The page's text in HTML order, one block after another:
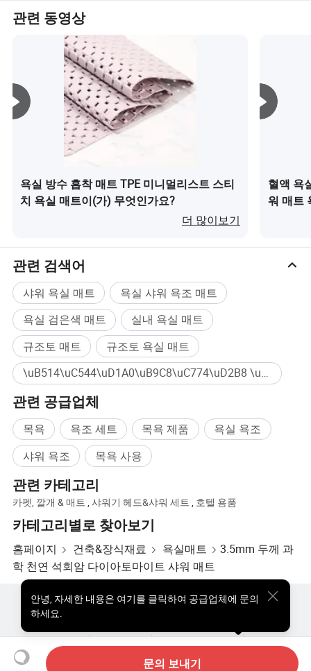
관련 동영상
욕실 방수 흡착 매트 TPE 미니멀리스트 스티
치 욕실 매트이(가) 무엇인가요?
더 많이보기
혈액 욕
워 매트
관련 검색어
샤워 욕실 매트
욕실 샤워 욕조 매트
욕실 검은색 매트
실내 욕실 매트
규조토 매트
규조토 욕실 매트
\uB514\uC544\uD1A0\uB9C8\uC774\uD2B8 \uBAA9\uC695 \uB9E4\uD2B8 \uCF5C\uC2A4 대량구매
관련 공급업체
목욕 욕조 세트 목욕 제품
욕실 욕조
샤워 욕조
목욕 사용
관련 카테고리
카펫, 깔개 & 매트 ,샤워기 헤드&샤워 세트 호텔 용품
카테고리별로 찾아보기
홈페이지 건축&장식재료 욕실매트
3.5mm 두께 과
학 천연 석회암 다이아토마이트 샤워 매트
문의 보내기
안녕, 자세한 내용은 여기를 클릭하여 공급업체에 문의
하세요.
핫한 제품 핫 제품 가격 도매 핫 제품
스타 바이어
우리에 대하여
사용자 약관 개인정보 보호정책
연락하다
Copyright © 2026 Focus Technology Co., Ltd. All Rights Reserved